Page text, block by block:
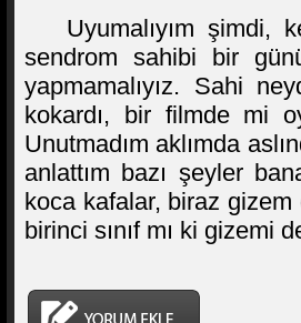
Uyumalıyım şimdi,
sendrom sahibi bir
yapmamalıyız. Sahi
kokardı, bir filmde mi
Unutmadım aklımda
anlattım bazı şeyler
koca kafalar, biraz gizem
birinci sınıf mı ki gizemi